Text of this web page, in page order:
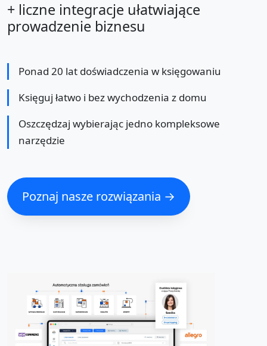
+ liczne integracje ułatwiające
prowadzenie biznesu
Ponad 20 lat doświadczenia w księgowaniu
Księguj łatwo i bez wychodzenia z domu
Oszczędzaj wybierając jedno kompleksowe
narzędzie
Poznaj nasze rozwiązania →